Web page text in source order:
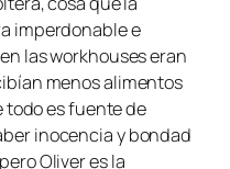
imperdonable e
las workhouses eran
menos alimentos
todo es fuente de
inocencia y bondad
Oliver es la